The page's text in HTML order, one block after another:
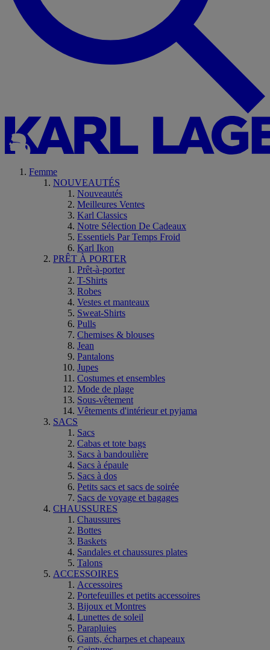
Femme
NOUVEAUTÉS
Nouveautés
Meilleures Ventes
Karl Classics
Notre Sélection De Cadeaux
Essentiels Par Temps Froid
Karl Ikon
PRÊT À PORTER
Prêt-à-porter
T-Shirts
Robes
Vestes et manteaux
Sweat-Shirts
Pulls
Chemises & blouses
Jean
Pantalons
Jupes
Costumes et ensembles
Mode de plage
Sous-vêtement
Vêtements d'intérieur et pyjama
SACS
Sacs
Cabas et tote bags
Sacs à bandoulière
Sacs à épaule
Sacs à dos
Petits sacs et sacs de soirée
Sacs de voyage et bagages
CHAUSSURES
Chaussures
Bottes
Baskets
Sandales et chaussures plates
Talons
ACCESSOIRES
Accessoires
Portefeuilles et petits accessoires
Bijoux et Montres
Lunettes de soleil
Parapluies
Gants, écharpes et chapeaux